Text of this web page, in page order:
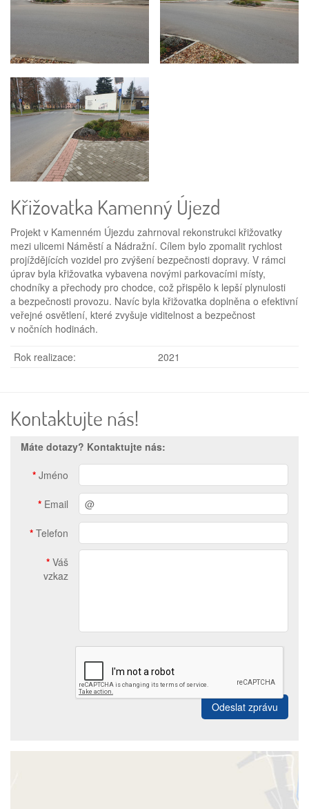
Křižovatka Kamenný Újezd
Projekt v Kamenném Újezdu zahrnoval rekonstrukci křižovatky
mezi ulicemi Náměstí a Nádražní. Cílem bylo zpomalit rychlost
projíždějících vozidel pro zvýšení bezpečnosti dopravy. V rámci
úprav byla křižovatka vybavena novými parkovacími místy,
chodníky a přechody pro chodce, což přispělo k lepší plynulosti
a bezpečnosti provozu. Navíc byla křižovatka doplněna o efektivní
veřejné osvětlení, které zvyšuje viditelnost a bezpečnost
v nočních hodinách.
Rok realizace: 2021
Kontaktujte nás!
Máte dotazy? Kontaktujte nás:
* Jméno
* Email
* Telefon
* Váš
vzkaz